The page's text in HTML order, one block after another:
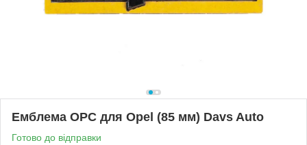
Емблема OPC для Opel (85 мм) Davs Auto
Готово до відправки